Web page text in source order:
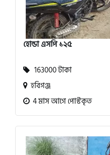
হোন্ডা এসপি ১২৫
163000 টাকা
হবিগঞ্জ
4 মাস আগে পোস্টকৃত